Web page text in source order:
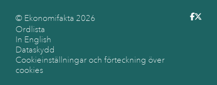
© Ekonomifakta 2026
Ordlista
In English
Dataskydd
Cookieinställningar och förteckning över
cookies